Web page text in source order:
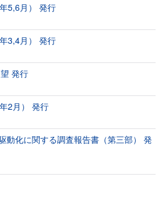
5,6月） 発行
3,4月） 発行
発行
2月） 発行
動化に関する調査報告書（第三部） 発